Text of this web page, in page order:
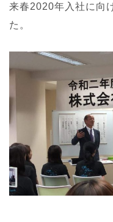
来春2020年入社に向
た。